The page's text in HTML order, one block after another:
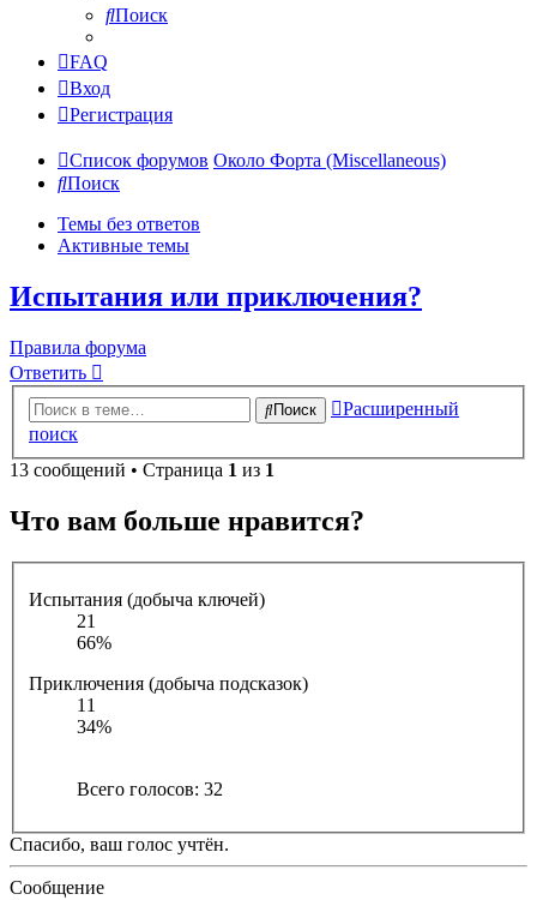
Поиск
FAQ
Вход
Регистрация
Список форумов Около Форта (Miscellaneous)
Поиск
Темы без ответов
Активные темы
Испытания или приключения?
Правила форума
Ответить
Поиск
Расширенный
поиск
13 сообщений • Страница 1 из 1
Что вам больше нравится?
Испытания (добыча ключей)
21
66%
Приключения (добыча подсказок)
11
34%
Всего голосов: 32
Спасибо, ваш голос учтён.
Сообщение